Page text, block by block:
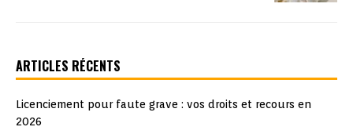
ARTICLES RÉCENTS
Licenciement pour faute grave : vos droits et recours en
2026